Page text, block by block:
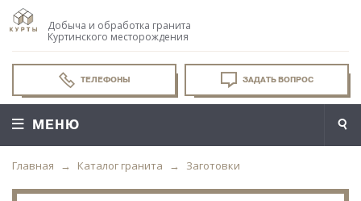
Добыча и обработка гранита
Куртинского месторождения
ТЕЛЕФОНЫ ЗАДАТЬ ВОПРОС
МЕНЮ
Главная Каталог гранита Заготовки